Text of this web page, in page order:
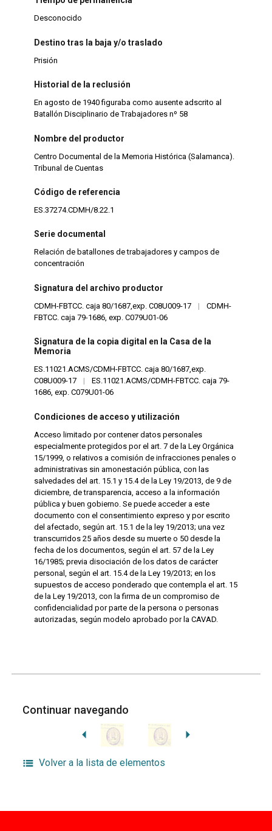
Desconocido
Destino tras la baja y/o traslado
Prisión
Historial de la reclusión
En agosto de 1940 figuraba como ausente adscrito al
Batallón Disciplinario de Trabajadores nº 58
Nombre del productor
Centro Documental de la Memoria Histórica (Salamanca).
Tribunal de Cuentas
Código de referencia
ES.37274.CDMH/8.22.1
Serie documental
Relación de batallones de trabajadores y campos de
concentración
Signatura del archivo productor
CDMH-FBTCC. caja 80/1687,exp. C08U009-17 |
CDMH-
FBTCC. caja 79-1686, exp. C079U01-06
Signatura de la copia digital en la Casa de la
Memoria
ES.11021.ACMS/CDMH-FBTCC. caja 80/1687,exp.
C08U009-17
|
ES.11021.ACMS/CDMH-FBTCC. caja 79-
1686, exp. C079U01-06
Condiciones de acceso y utilización
Acceso limitado por contener datos personales
especialmente protegidos por el art. 7 de la Ley Orgánica
15/1999, o relativos a comisión de infracciones penales o
administrativas sin amonestación pública, con las
salvedades del art. 15.1 y 15.4 de la Ley 19/2013, de 9 de
diciembre, de transparencia, acceso a la información
pública y buen gobierno. Se puede acceder a este
documento con el consentimiento expreso y por escrito
del afectado, según art. 15.1 de la ley 19/2013; una vez
transcurridos 25 años desde su muerte o 50 desde la
fecha de los documentos, según el art. 57 de la Ley
16/1985; previa disociación de los datos de carácter
personal, según el art. 15.4 de la Ley 19/2013; en los
supuestos de acceso ponderado que contempla el art. 15
de la Ley 19/2013, con la firma de un compromiso de
confidencialidad por parte de la persona o personas
autorizadas, según modelo aprobado por la CAVAD.
Continuar navegando
Volver a la lista de elementos